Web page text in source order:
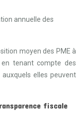
annuelle des
moyen des PME à
tenant compte des
elles peuvent
fiscale